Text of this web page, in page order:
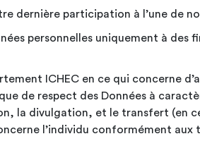
dernière participation à l’une de
personnelles uniquement à des
ICHEC en ce qui concerne
de respect des Données à
la divulgation, et le transfert (en
l’individu conformément aux